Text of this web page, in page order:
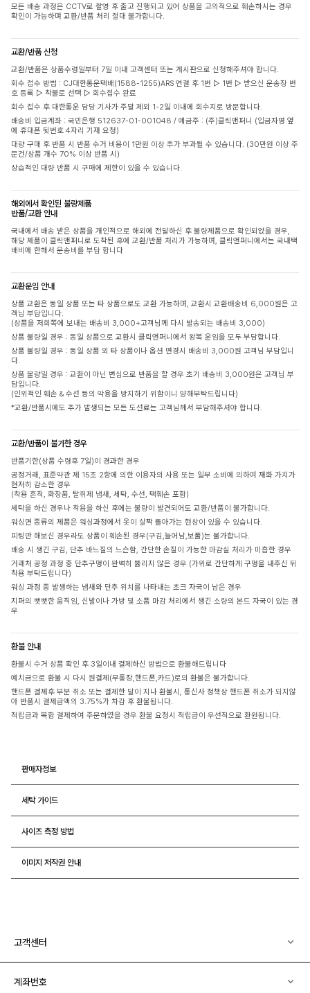
모든 배송 과정은 CCTV로 촬영 후 출고 진행되고 있어 상품을 고의적으로 훼손하시는 경우
확인이 가능하며 교환/반품 처리 절대 불가합니다.
교환/반품 신청
교환/반품은 상품수령일부터 7일 이내 고객센터 또는 게시판으로 신청해주셔야 합니다.
회수 접수 방법 : CJ대한통운택배(1588-1255)ARS 연결 후 1번 ▷ 1번 ▷ 받으신 운송장 번
호 등록 ▷ 착불로 선택 ▷ 회수접수 완료
회수 접수 후 대한통운 담당 기사가 주말 제외 1-2일 이내에 회수지로 방문합니다.
배송비 입금계좌 : 국민은행 512637-01-001048 / 예금주 : (주)클릭앤퍼니 (입금자명 옆
에 휴대폰 뒷번호 4자리 기재 요청)
대량 구매 후 반품 시 반품 수거 비용이 1만원 이상 추가 부과될 수 있습니다. (30만원 이상 주
문건/상품 개수 70% 이상 반품 시)
상습적인 대량 반품 시 구매에 제한이 있을 수 있습니다.
해외에서 확인된 불량제품
반품/교환 안내
국내에서 배송 받은 상품을 개인적으로 해외에 전달하신 후 불량제품으로 확인되었을 경우,
해당 제품이 클릭앤퍼니로 도착된 후에 교환/반품 처리가 가능하며, 클릭앤퍼니에서는 국내택
배비에 한해서 운송비를 부담 합니다
교환운임 안내
상품 교환은 동일 상품 또는 타 상품으로도 교환 가능하며, 교환시 교환배송비 6,000원은 고
객님 부담입니다.
(상품을 저희쪽에 보내는 배송비 3,000+고객님께 다시 발송되는 배송비 3,000)
상품 불량일 경우 : 동일 상품으로 교환시 클릭앤퍼니에서 왕복 운임을 모두 부담합니다.
상품 불량일 경우 : 동일 상품 외 타 상품이나 옵션 변경시 배송비 3,000원 고객님 부담입니
다.
상품 불량일 경우 : 교환이 아닌 변심으로 반품을 할 경우 초기 배송비 3,000원은 고객님 부
담입니다.
(인위적인 훼손 & 수선 등의 악용을 방지하기 위함이니 양해부탁드립니다)
*교환/반품시에도 추가 발생되는 모든 도선료는 고객님께서 부담해주셔야 합니다.
교환/반품이 불가한 경우
반품기한(상품 수령후 7일)이 경과한 경우
공정거래, 표준약관 제 15조 2항에 의한 이용자의 사용 또는 일부 소비에 의하여 재화 가치가
현저히 감소한 경우
(착용 흔적, 화장품, 탈취제 냄새, 세탁, 수선, 택훼손 포함)
세탁을 하신 경우나 착용을 하신 후에는 불량이 발견되어도 교환/반품이 불가합니다.
워싱면 종류의 제품은 워싱과정에서 옷이 살짝 돌아가는 현상이 있을 수 있습니다.
피팅만 해보신 경우라도 상품이 훼손된 경우(구김,늘어남,보풀)는 불가합니다.
배송 시 생긴 구김, 단추 바느질의 느슨함, 간단한 손질이 가능한 마감실 처리가 미흡한 경우
거래처 공정 과정 중 단추구멍이 완벽히 뚫리지 않은 경우 (가위로 간단하게 구멍을 내주신 뒤
착용 부탁드립니다)
워싱 과정 중 발생하는 냄새와 단추 위치를 나타내는 초크 자국이 남은 경우
지퍼의 뻣뻣한 움직임, 신발이나 가방 및 소품 마감 처리에서 생긴 소량의 본드 자국이 있는 경
우
환불 안내
환불시 수거 상품 확인 후 3일이내 결제하신 방법으로 환불해드립니다
예치금으로 환불 시 다시 원결제(무통장,핸드폰,카드)로의 환불은 불가합니다.
핸드폰 결제후 부분 취소 또는 결제한 달이 지나 환불시, 통신사 정책상 핸드폰 취소가 되지않
아 반품시 결제금액의 3.75%가 차감 후 환불됩니다.
적립금과 복합 결제하여 주문하였을 경우 환불 요청시 적립금이 우선적으로 환원됩니다.
판매자정보
세탁 가이드
사이즈 측정 방법
이미지 저작권 안내
고객센터
계좌번호